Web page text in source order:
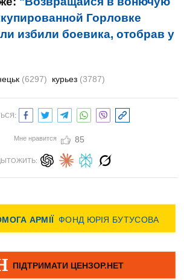
Горловке
избили боевика, отобрав у
(6297) курьез (3787)
Мне нравится 85